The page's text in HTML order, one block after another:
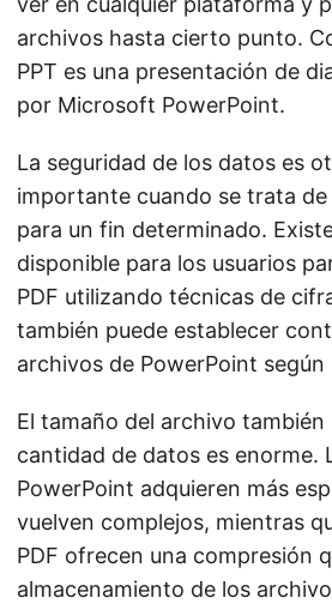
archivos hasta cierto punto.
PPT es una presentación de
por Microsoft PowerPoint.
La seguridad de los datos es
importante cuando se trata de
para un fin determinado.
disponible para los usuarios
PDF utilizando técnicas de
también puede establecer
archivos de PowerPoint según
El tamaño del archivo
cantidad de datos es enorme.
PowerPoint adquieren más
vuelven complejos, mientras
PDF ofrecen una compresión
almacenamiento de los